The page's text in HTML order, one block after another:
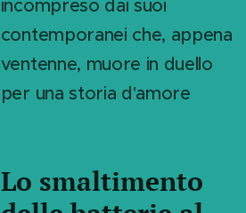
incompreso dai suoi
contemporanei che, appena
ventenne, muore in duello
per una storia d'amore
Lo smaltimento